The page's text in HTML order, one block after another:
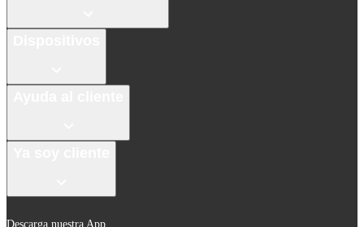
Descarga nuestra App